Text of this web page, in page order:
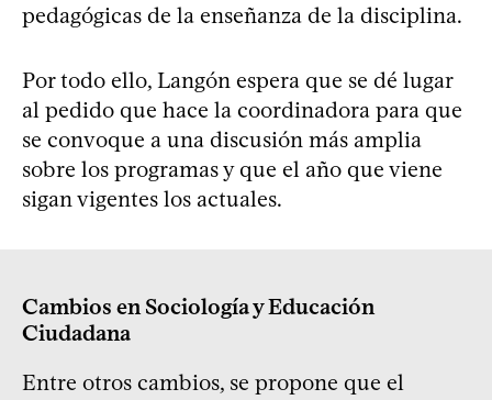
pedagógicas de la enseñanza de la disciplina.
Por todo ello, Langón espera que se dé lugar
al pedido que hace la coordinadora para que
se convoque a una discusión más amplia
sobre los programas y que el año que viene
sigan vigentes los actuales.
Cambios en Sociología y Educación
Ciudadana
Entre otros cambios, se propone que el